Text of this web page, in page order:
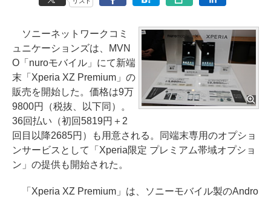
ソニーネットワークコミ
ュニケーションズは、MVN
O「nuroモバイル」にて新端
末「Xperia XZ Premium」の
販売を開始した。価格は9万
9800円（税抜、以下同）。
36回払い（初回5819円＋2
回目以降2685円）も用意される。同端末専用のオプショ
ンサービスとして「Xperia限定 プレミアム帯域オプショ
ン」の提供も開始された。
「Xperia XZ Premium」は、ソニーモバイル製のAndro